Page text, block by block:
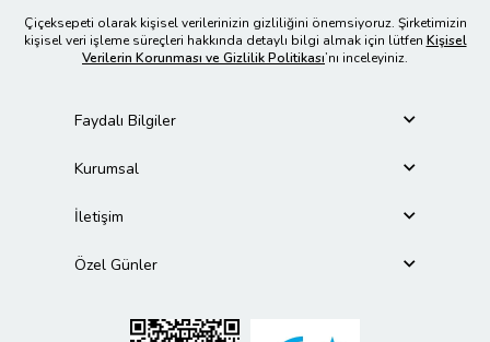
Çiçeksepeti olarak kişisel verilerinizin gizliliğini önemsiyoruz. Şirketimizin
kişisel veri işleme süreçleri hakkında detaylı bilgi almak için lütfen Kişisel
Verilerin Korunması ve Gizlilik Politikası’nı inceleyiniz.
Faydalı Bilgiler
Kurumsal
İletişim
Özel Günler